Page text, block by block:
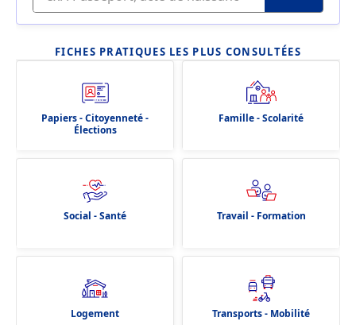
FICHES PRATIQUES LES PLUS CONSULTÉES
Papiers - Citoyenneté -
Élections
Famille - Scolarité
Social - Santé Travail - Formation
Logement Transports - Mobilité